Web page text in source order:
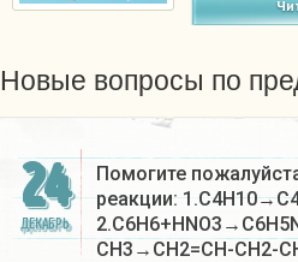
Новые вопросы по
24
ДЕКАБРЬ
Помогите
реакции:
CH3→CH2=CH-CH2-